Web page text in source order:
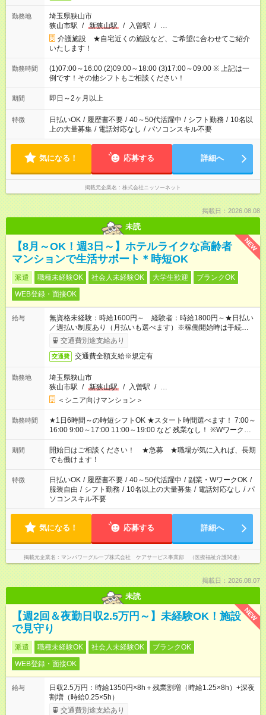
勤務地
埼玉県狭山市
狭山市駅 / 新狭山駅 / 入曽駅 / …
介護施設 ★自宅近くの施設など、ご希望に合わせてご紹介
いたします！
勤務時間
(1)07:00～16:00 (2)09:00～18:00 (3)17:00～09:00 ※ 上記は一
例です！その他シフトもご相談ください！
期間 即日～2ヶ月以上
特徴 日払いOK / 履歴書不要 / 40～50代活躍中 / シフト勤務 / 10名以
上の大量募集 / 電話対応なし / パソコンスキル不要
気になる！ 応募する 詳細へ
掲載元企業名 株式会社ニッソーネット
掲載日：2026.08.08
未読
NEW
【8月～OK！週3日～】ホテルライクな高齢者
マンションで生活サポート＊時短OK
派遣 職種未経験OK 社会人未経験OK 大学生歓迎
ブランクOK
WEB登録・面接OK
給与
無資格未経験：時給1600円～ 経験者：時給1800円～★日払い
／週払い制度あり（月払いも選べます）※稼働開始時は手続き完
了次第のお支払いとなります。
交通費別途支給あり
交通費 交通費全額支給※規定有
勤務地
埼玉県狭山市
狭山市駅 / 新狭山駅 / 入曽駅 / …
＜シニア向けマンション＞
勤務時間
★1日6時間～の時短シフトOK ★スタート時間選べます！ 7:00～
16:00 9:00～17:00 11:00～19:00 など 残業なし！ ※Wワークの
場合、他のお仕事と合わせ週40時間超の就業はご案内できませ
ん ※法令に基づき、週20時間以上勤務は社会保険への加入対象
となります ※労働者派遣法（日雇い派遣の原則禁止）により、
短時間・短期間の就業はご案内が難しい場合があります
期間
開始日はご相談ください！ ★急募 ★職場が気に入れば、長期
でも働けます！
特徴 日払いOK / 履歴書不要 / 40～50代活躍中 / 副業・WワークOK /
服装自由 / シフト勤務 / 10名以上の大量募集 / 電話対応なし / パ
ソコンスキル不要
気になる！ 応募する 詳細へ
掲載元企業名 マンパワーグループ株式会社 ケアサービス事業部 （医療福祉介護関連）
掲載日：2026.08.07
未読
NEW
【週2回＆夜勤日収2.5万円～】未経験OK！施設
で見守り
派遣 職種未経験OK 社会人未経験OK
ブランクOK
WEB登録・面接OK
給与
日収2.5万円：時給1350円×8h＋残業割増（時給1.25×8h）+深夜
割増（時給0.25×5h）
交通費別途支給あり